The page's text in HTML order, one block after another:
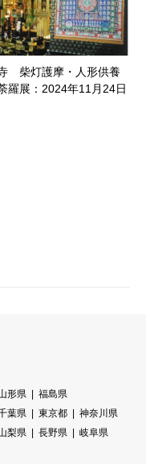
柴灯護摩・人形供養
羅展：2024年11月24日
形県
福島県
葉県 東京都
神奈川県
梨県 長野県
岐阜県